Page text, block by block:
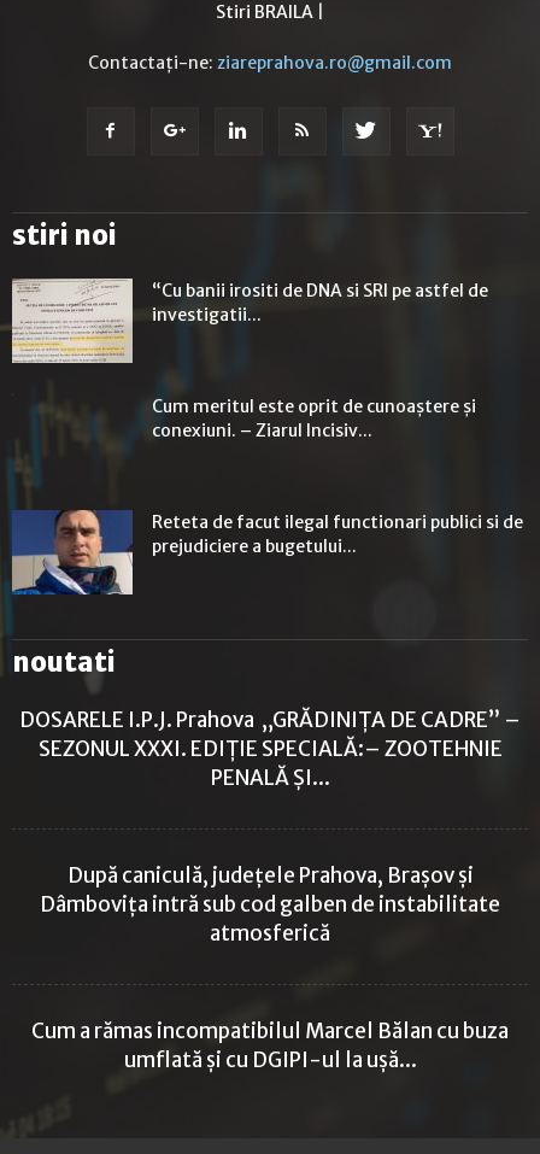
Stiri BRAILA
Contactați-ne: ziareprahova.ro@gmail.com
stiri noi
“Cu banii irositi de DNA si SRI pe astfel de
investigatii...
Cum meritul este oprit de cunoaștere și
conexiuni. – Ziarul Incisiv...
Reteta de facut ilegal functionari publici si de
prejudiciere a bugetului...
noutati
DOSARELE I.P.J. Prahova „GRĂDINIȚA DE CADRE” –
SEZONUL XXXI. EDIȚIE SPECIALĂ:– ZOOTEHNIE
PENALĂ ȘI...
După caniculă, județele Prahova, Brașov și
Dâmbovița intră sub cod galben de instabilitate
atmosferică
Cum a rămas incompatibilul Marcel Bălan cu buza
umflată și cu DGIPI-ul la ușă...